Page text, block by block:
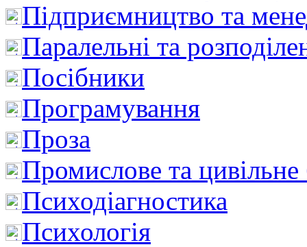
Підприємництво та
Паралельні та
Посібники
Програмування
Проза
Промислове та цивільне
Психодіагностика
Психологія